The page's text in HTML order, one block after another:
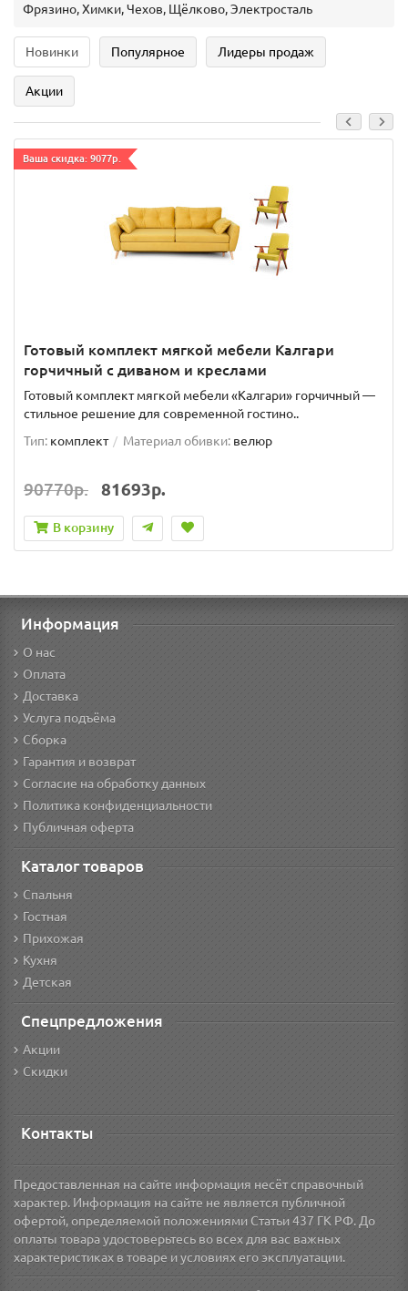
Фрязино, Химки, Чехов, Щёлково, Электросталь
Новинки Популярное Лидеры продаж
Акции
Ваша скидка: 9077р.
Готовый комплект мягкой мебели Калгари
горчичный с диваном и креслами
Готовый комплект мягкой мебели «Калгари» горчичный —
стильное решение для современной гостино..
Тип: комплект Материал обивки: велюр
90770р. 81693р.
В корзину
Информация
О нас
Оплата
Доставка
Услуга подъёма
Сборка
Гарантия и возврат
Согласие на обработку данных
Политика конфиденциальности
Публичная оферта
Каталог товаров
Спальня
Гостная
Прихожая
Кухня
Детская
Спецпредложения
Акции
Скидки
Контакты
Предоставленная на сайте информация несёт справочный
характер. Информация на сайте не является публичной
офертой, определяемой положениями Статьи 437 ГК РФ. До
оплаты товара удостоверьтесь во всех для вас важных
характеристиках в товаре и условиях его эксплуатации.